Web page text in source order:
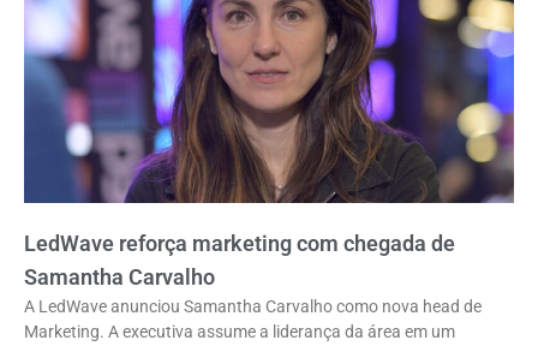
LedWave reforça marketing com chegada de
Samantha Carvalho
A LedWave anunciou Samantha Carvalho como nova head de
Marketing. A executiva assume a liderança da área em um